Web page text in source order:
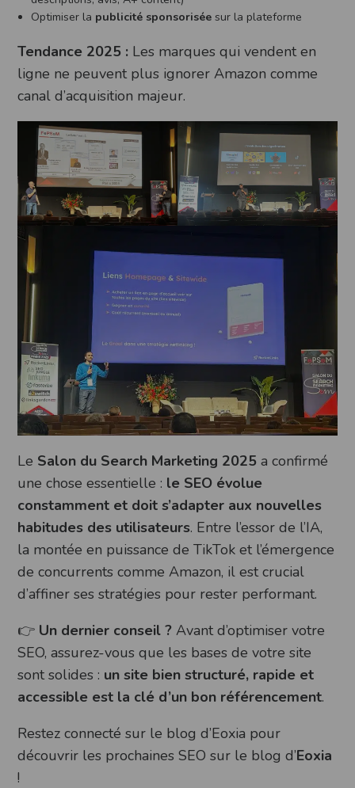
Optimiser la publicité sponsorisée sur la plateforme
Tendance 2025 : Les marques qui vendent en
ligne ne peuvent plus ignorer Amazon comme
canal d’acquisition majeur.
Le Salon du Search Marketing 2025 a confirmé
une chose essentielle : le SEO évolue
constamment et doit s’adapter aux nouvelles
habitudes des utilisateurs. Entre l’essor de l’IA,
la montée en puissance de TikTok et l’émergence
de concurrents comme Amazon, il est crucial
d’affiner ses stratégies pour rester performant.
👉 Un dernier conseil ? Avant d’optimiser votre
SEO, assurez-vous que les bases de votre site
sont solides : un site bien structuré, rapide et
accessible est la clé d’un bon référencement.
Restez connecté sur le blog d’Eoxia pour
découvrir les prochaines SEO sur le blog d’Eoxia
!